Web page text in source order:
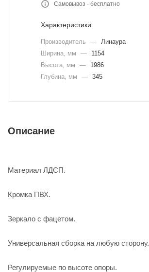
Самовывоз - бесплатно
Характеристики
Производитель — Линаура
Ширина, мм
—
1154
Высота, мм
—
1986
Глубина, мм
— 345
Описание
Материал ЛДСП.
Кромка ПВХ.
Зеркало с фацетом.
Универсальная сборка на любую сторону.
Регулируемые по высоте опоры.